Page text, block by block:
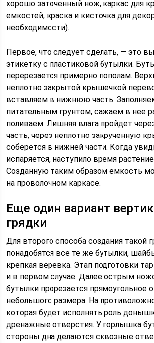
хорошо заточенный нож, каркас для
емкостей, краска и кисточка для
необходимости).
Первое, что следует сделать, — это
этикетку с пластиковой бутылки.
перерезается примерно пополам.
неплотно закрытой крышечкой
вставляем в нижнюю часть.
питательным грунтом, сажаем в нее
поливаем. Лишняя влага пройдет
часть, через неплотно закрученную
соберется в нижней части. Когда
испаряется, наступило время
Созданную таким образом емкость
на проволочном каркасе.
Еще один вариант
грядки
Для второго способа создания такой
понадобятся все те же бутылки,
крепкая веревка. Этап подготовки
и в первом случае. Далее острым
бутылки прорезается прямоугольное
небольшого размера. На
которая будет исполнять роль
дренажные отверстия. У горлышка
стороны дна делаются сквозные